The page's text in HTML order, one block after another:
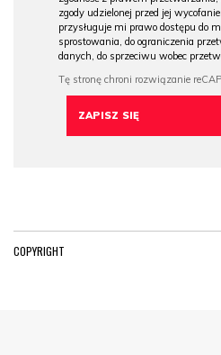
zgody udzielonej przed jej
przysługuje mi prawo dostępu do
sprostowania, do ograniczenia
danych, do sprzeciwu wobec
COPYRIGHT